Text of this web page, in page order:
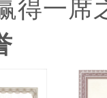
得一席